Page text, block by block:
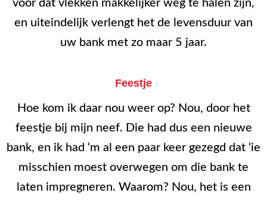
voor dat vlekken makkelijker weg te halen zijn,
en uiteindelijk verlengt het de levensduur van
uw bank met zo maar 5 jaar.
Feestje
Hoe kom ik daar nou weer op? Nou, door het
feestje bij mijn neef. Die had dus een nieuwe
bank, en ik had ‘m al een paar keer gezegd dat ‘ie
misschien moest overwegen om die bank te
laten impregneren. Waarom? Nou, het is een